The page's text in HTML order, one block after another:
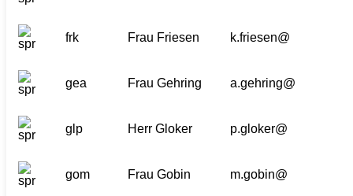
frk Frau Friesen k.friesen@
gea Frau Gehring a.gehring@
glp Herr Gloker p.gloker@
gom Frau Gobin m.gobin@